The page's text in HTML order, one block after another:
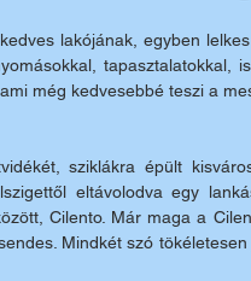
lakójának, egyben
tapasztalatokkal,
még kedvesebbé teszi a
sziklákra épült
eltávolodva egy
Cilento. Már maga a
Mindkét szó